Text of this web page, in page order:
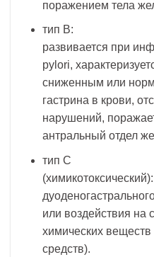
поражением тела
тип В:
развивается при
pylori,
сниженным или
гастрина в крови,
нарушений,
антральный отдел
тип С
или воздействия на
химических
средств).